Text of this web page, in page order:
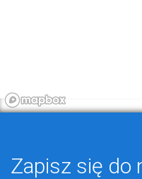
Zapisz się do